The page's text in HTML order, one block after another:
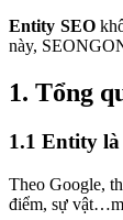
Entity SEO
này,
1. Tổng
1.1 Entity là
Theo Google,
điểm, sự